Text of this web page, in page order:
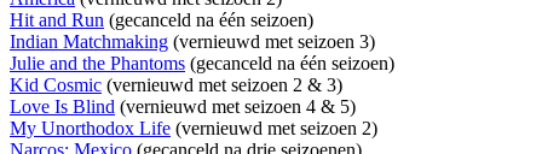
Hit and Run (gecanceld na één seizoen)
Indian Matchmaking (vernieuwd met seizoen 3)
Julie and the Phantoms (gecanceld na één seizoen)
Kid Cosmic (vernieuwd met seizoen 2 & 3)
Love Is Blind (vernieuwd met seizoen 4 & 5)
My Unorthodox Life (vernieuwd met seizoen 2)
Narcos: Mexico (gecanceld na drie seizoenen)